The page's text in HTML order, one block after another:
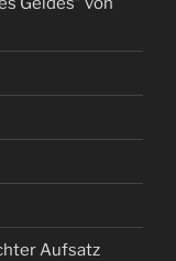
Aufsatz